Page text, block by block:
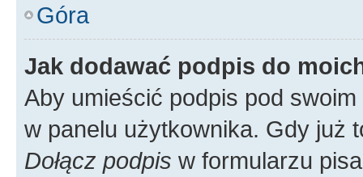
Góra
Jak dodawać podpis do
Aby umieścić podpis pod
w panelu użytkownika. Gdy już
Dołącz podpis w formularzu